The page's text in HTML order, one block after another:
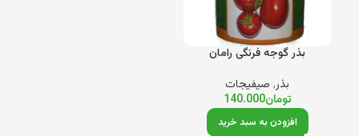
بذر گوجه فرنگی رامان
بذر, صیفیجات
تومان140.000
افزودن به سبد خرید